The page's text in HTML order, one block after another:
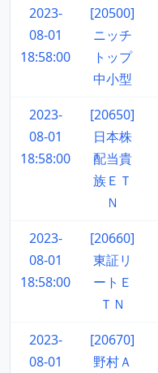
2023-
08-01
18:58:00
[20500]
ニッチ
トップ
中小型
2023-
08-01
18:58:00
[20650]
日本株
配当貴
族ＥＴ
Ｎ
2023-
08-01
18:58:00
[20660]
東証リ
ートＥ
ＴＮ
2023-
08-01
[20670]
野村Ａ